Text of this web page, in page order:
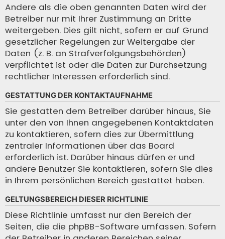
Andere als die oben genannten Daten wird der
Betreiber nur mit Ihrer Zustimmung an Dritte
weitergeben. Dies gilt nicht, sofern er auf Grund
gesetzlicher Regelungen zur Weitergabe der
Daten (z. B. an Strafverfolgungsbehörden)
verpflichtet ist oder die Daten zur Durchsetzung
rechtlicher Interessen erforderlich sind.
GESTATTUNG DER KONTAKTAUFNAHME
Sie gestatten dem Betreiber darüber hinaus, Sie
unter den von Ihnen angegebenen Kontaktdaten
zu kontaktieren, sofern dies zur Übermittlung
zentraler Informationen über das Board
erforderlich ist. Darüber hinaus dürfen er und
andere Benutzer Sie kontaktieren, sofern Sie dies
in Ihrem persönlichen Bereich gestattet haben.
GELTUNGSBEREICH DIESER RICHTLINIE
Diese Richtlinie umfasst nur den Bereich der
Seiten, die die phpBB-Software umfassen. Sofern